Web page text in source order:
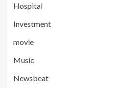
Hospital
Investment
movie
Music
Newsbeat